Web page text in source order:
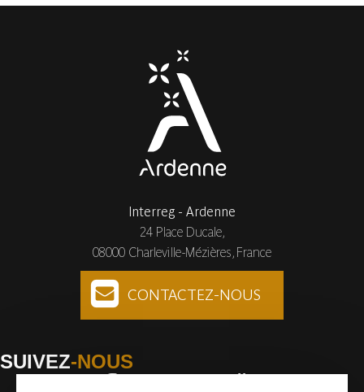
Interreg - Ardenne
24 Place Ducale,
08000 Charleville-Mézières, France
CONTACTEZ-NOUS
SUIVEZ-NOUS